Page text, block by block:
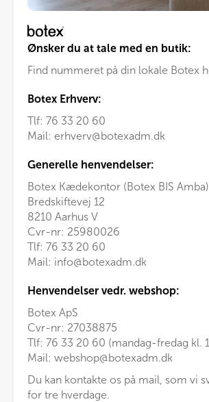
Ønsker du at tale med en butik:
Find nummeret på din lokale Botex
Botex Erhverv:
Tlf: 76 33 20 60
Mail: erhverv@botexadm.dk
Generelle henvendelser:
Botex Kædekontor (Botex BIS Amba)
Bredskiftevej 12
8210 Aarhus V
Cvr-nr: 25980026
Tlf: 76 33 20 60
Mail: info@botexadm.dk
Henvendelser vedr. webshop:
Botex ApS
Cvr-nr: 27038875
Tlf: 76 33 20 60 (mandag-fredag kl.
Mail: webshop@botexadm.dk
Du kan kontakte os på mail, som vi
for tre hverdage.